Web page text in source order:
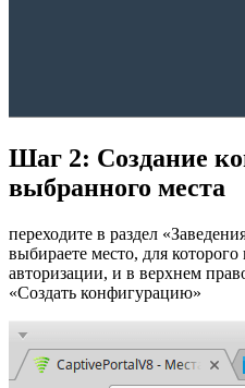
Шаг 2: Создание
выбранного места
переходите в раздел
выбираете место, для
авторизации, и в верхнем
«Создать конфигурацию»